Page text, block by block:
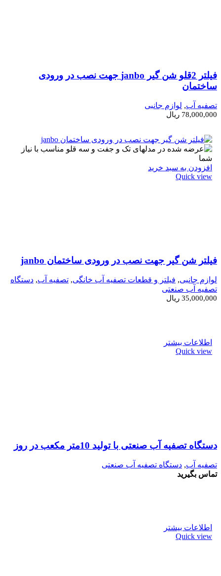
فیلتر 2قلو شن گیر janbo جهت نصب در ورودی
ساختمان
تصفیه آب, لوازم جانبی
78,000,000 ریال
افزودن به سبد خرید
Quick view
فیلتر شن گیر جهت نصب در ورودی ساختمان janbo
لوازم جانبی, فیلتر و قطعات تصفیه آب خانگی, تصفیه آب, دستگاه
تصفیه آب صنعتی
35,000,000 ریال
اطلاعات بیشتر
Quick view
دستگاه تصفیه آب صنعتی با تولید 10متر مکعب در روز
تصفیه آب, دستگاه تصفیه آب صنعتی
تماس بگیرید
اطلاعات بیشتر
Quick view